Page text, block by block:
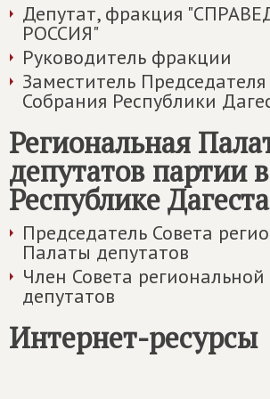
Депутат, фракция
РОССИЯ"
Руководитель фракции
Заместитель
Собрания Республики
Региональная
депутатов партии в
Республике
Председатель Совета
Палаты депутатов
Член Совета
депутатов
Интернет-ресурсы